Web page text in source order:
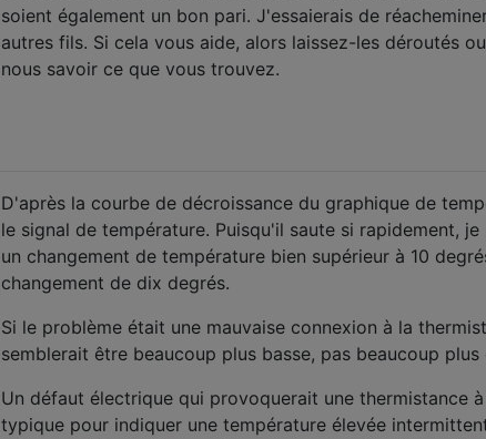
soient également un bon pari. J'essaierais de
autres fils. Si cela vous aide, alors laissez-les déroutés
nous savoir ce que vous trouvez.
D'après la courbe de décroissance du graphique de
le signal de température. Puisqu'il saute si rapidement,
un changement de température bien supérieur à 10
changement de dix degrés.
Si le problème était une mauvaise connexion à la
semblerait être beaucoup plus basse, pas beaucoup plus
Un défaut électrique qui provoquerait une thermistance
typique pour indiquer une température élevée